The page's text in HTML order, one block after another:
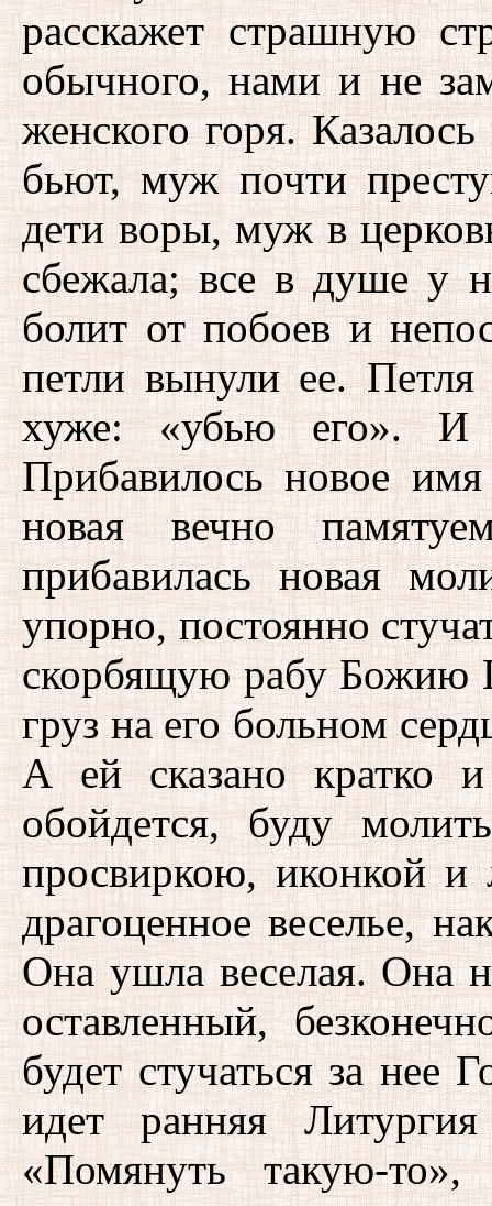
расскажет страшную
обычного, нами и не
женского горя.
бьют, муж почти
дети воры, муж в
сбежала; все в душе у
болит от побоев и
петли вынули ее.
хуже: «убью его». И
Прибавилось новое
новая вечно
прибавилась новая
упорно, постоянно
скорбящую рабу Божию
груз на его больном
А ей сказано кратко
обойдется, буду
просвиркою, иконкой и
драгоценное веселье,
Она ушла веселая. Она
оставленный,
будет стучаться за нее
идет ранняя
«Помянуть такую-